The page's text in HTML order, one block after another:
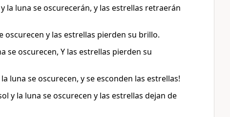
la luna se oscurecerán, y las estrellas retraerán
oscurecen y las estrellas pierden su brillo.
se oscurecen, Y las estrellas pierden su
luna se oscurecen, y se esconden las estrellas!
y la luna se oscurecen y las estrellas dejan de